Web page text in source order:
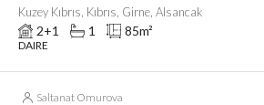
Kuzey Kıbrıs, Kıbrıs, Girne, Alsancak
2+1 1 85m²
DAIRE
Saltanat Omurova